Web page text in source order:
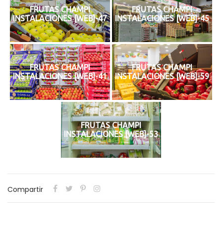
FRUTAS CHAMPI
INSTALACIONES [WEB]-47
FRUTAS CHAMPI
INSTALACIONES [WEB]-45
FRUTAS CHAMPI
INSTALACIONES [WEB]-41
FRUTAS CHAMPI
INSTALACIONES [WEB]-59
FRUTAS CHAMPI
INSTALACIONES [WEB]-53
Compartir